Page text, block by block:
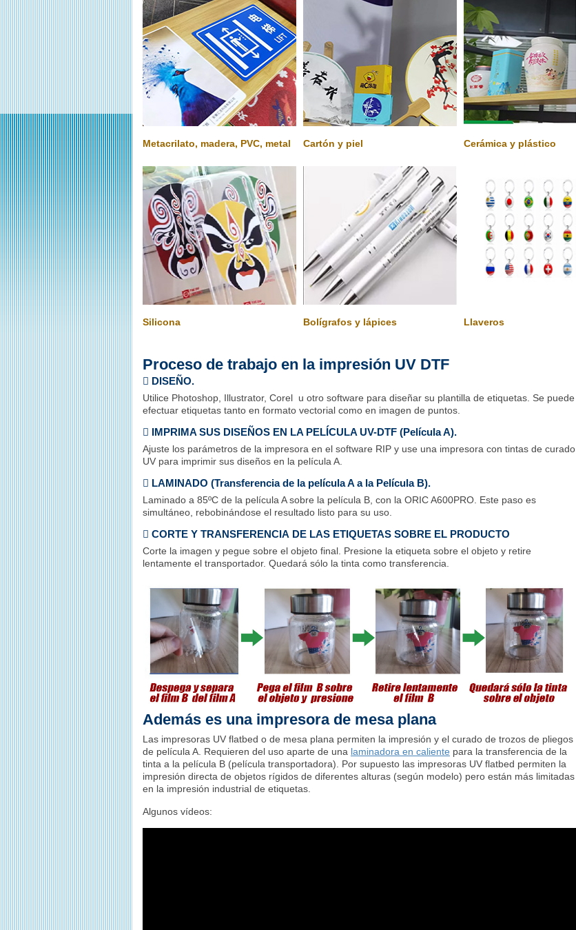
Metacrilato, madera, PVC, metal Cartón y piel Cerámica y plástico
Silicona Bolígrafos y lápices Llaveros
Proceso de trabajo en la impresión UV DTF
 DISEÑO.
Utilice Photoshop, Illustrator, Corel u otro software para diseñar su plantilla de etiquetas. Se puede
efectuar etiquetas tanto en formato vectorial como en imagen de puntos.
 IMPRIMA SUS DISEÑOS EN LA PELÍCULA UV-DTF (Película A).
Ajuste los parámetros de la impresora en el software RIP y use una impresora con tintas de curado
UV para imprimir sus diseños en la película A.
 LAMINADO (Transferencia de la película A a la Película B).
Laminado a 85ºC de la película A sobre la película B, con la ORIC A600PRO. Este paso es
simultáneo, rebobinándose el resultado listo para su uso.
 CORTE Y TRANSFERENCIA DE LAS ETIQUETAS SOBRE EL PRODUCTO
Corte la imagen y pegue sobre el objeto final. Presione la etiqueta sobre el objeto y retire
lentamente el transportador. Quedará sólo la tinta como transferencia.
Además es una impresora de mesa plana
Las impresoras UV flatbed o de mesa plana permiten la impresión y el curado de trozos de pliegos
de película A. Requieren del uso aparte de una laminadora en caliente para la transferencia de la
tinta a la película B (película transportadora). Por supuesto las impresoras UV flatbed permiten la
impresión directa de objetos rígidos de diferentes alturas (según modelo) pero están más limitadas
en la impresión industrial de etiquetas.
Algunos vídeos: